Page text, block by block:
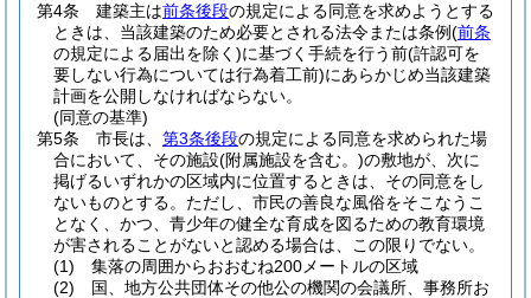
第4条
建築主は前条後段の規定による同意を求めようとする
ときは、当該建築のため必要とされる法令または条例(前条
の規定による届出を除く)に基づく手続を行う前(許認可を
要しない行為については行為着工前)にあらかじめ当該建築
計画を公開しなければならない。
(同意の基準)
第5条
市長は、 第3条後段の規定による同意を求められた場
合において、その施設(附属施設を含む。)の敷地が、次に
掲げるいずれかの区域内に位置するときは、その同意をし
ないものとする。 ただし、市民の善良な風俗をそこなうこ
となく、かつ、青少年の健全な育成を図るための教育環境
が害されることがないと認める場合は、この限りでない。
(1)
集落の周囲からおおむね200メートルの区域
(2)
国、地方公共団体その他公の機関の会議所、事務所お